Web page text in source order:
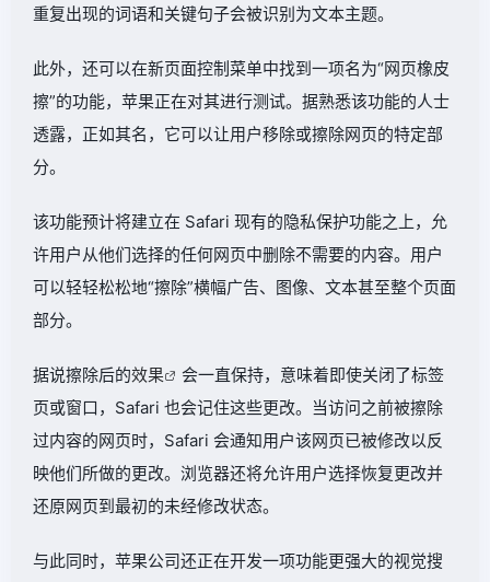
重复出现的词语和关键句子会被识别为文本主题。
此外，还可以在新页面控制菜单中找到一项名为“网页橡皮
擦”的功能，苹果正在对其进行测试。据熟悉该功能的人士
透露，正如其名，它可以让用户移除或擦除网页的特定部
分。
该功能预计将建立在 Safari 现有的隐私保护功能之上，允
许用户从他们选择的任何网页中删除不需要的内容。用户
可以轻轻松松地“擦除”横幅广告、图像、文本甚至整个页面
部分。
据说擦除后的效果
会一直保持，意味着即使关闭了标签
页或窗口，Safari 也会记住这些更改。当访问之前被擦除
过内容的网页时，Safari 会通知用户该网页已被修改以反
映他们所做的更改。浏览器还将允许用户选择恢复更改并
还原网页到最初的未经修改状态。
与此同时，苹果公司还正在开发一项功能更强大的视觉搜